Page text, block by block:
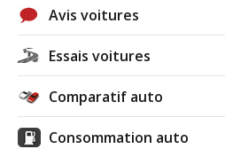
Avis voitures
Essais voitures
Comparatif auto
Consommation auto